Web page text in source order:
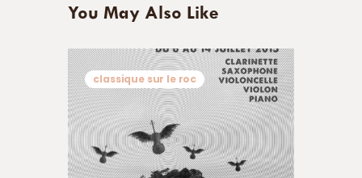
You May Also Like
classique sur le roc